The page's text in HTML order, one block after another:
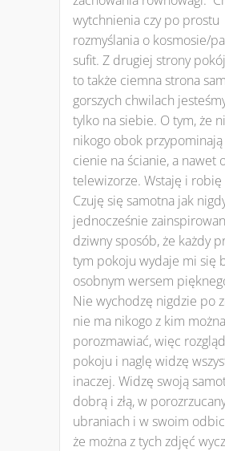
wytchnienia czy po prostu
rozmyślania o kosmosie/
sufit. Z drugiej strony
to także ciemna strona
gorszych chwilach
tylko na siebie. O tym, że
nikogo obok
cienie na ścianie, a nawet
telewizorze. Wstaję i robię
Czuję się samotna jak
jednocześnie
dziwny sposób, że każdy
tym pokoju wydaje mi się
osobnym wersem
Nie wychodzę nigdzie po
nie ma nikogo z kim można
porozmawiać, więc
pokoju i naglę widzę
inaczej. Widzę swoją
dobrą i złą, w
ubraniach i w swoim
że można z tych zdjęć